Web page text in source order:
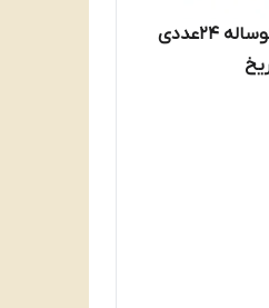
قرص عصاره گوشت گوساله 24عددی